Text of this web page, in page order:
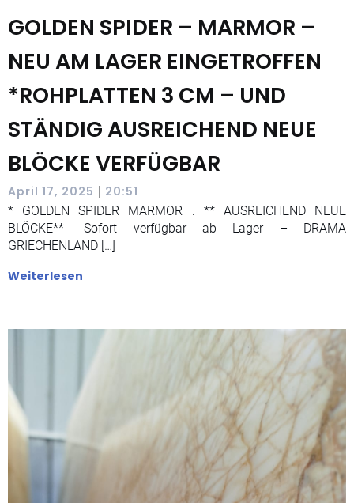
GOLDEN SPIDER – MARMOR –
NEU AM LAGER EINGETROFFEN
*ROHPLATTEN 3 CM – UND
STÄNDIG AUSREICHEND NEUE
BLÖCKE VERFÜGBAR
April 17, 2025 | 20:51
* GOLDEN SPIDER MARMOR . ** AUSREICHEND NEUE
BLÖCKE** -Sofort verfügbar ab Lager – DRAMA
GRIECHENLAND […]
Weiterlesen